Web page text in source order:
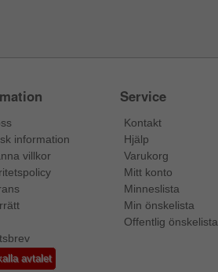
information
villkor
avtalet
Service
Kontakt
Hjälp
Varukorg
Mitt konto
Minneslista
Min önskelista
Offentlig önskelista